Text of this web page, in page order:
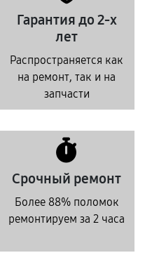
Гарантия до 2-х
лет
Распространяется как
на ремонт, так и на
запчасти
Срочный ремонт
Более 88% поломок
ремонтируем за 2 часа